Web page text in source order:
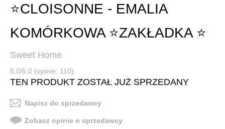
⭐CLOISONNE - EMALIA
KOMÓRKOWA ⭐ZAKŁADKA ⭐
Sweet Home
5,0/5,0 (opinie: 110)
TEN PRODUKT ZOSTAŁ JUŻ SPRZEDANY
Napisz do sprzedawcy
Zobacz opinie o sprzedawcy